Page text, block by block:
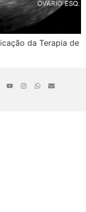
da Terapia de